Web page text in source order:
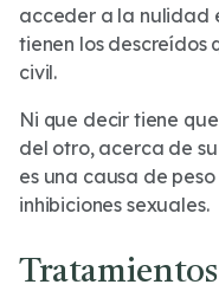
acceder a la nulidad
tienen los descreídos
civil.
Ni que decir tiene
del otro, acerca de
es una causa de
inhibiciones sexuales.
Tratamientos